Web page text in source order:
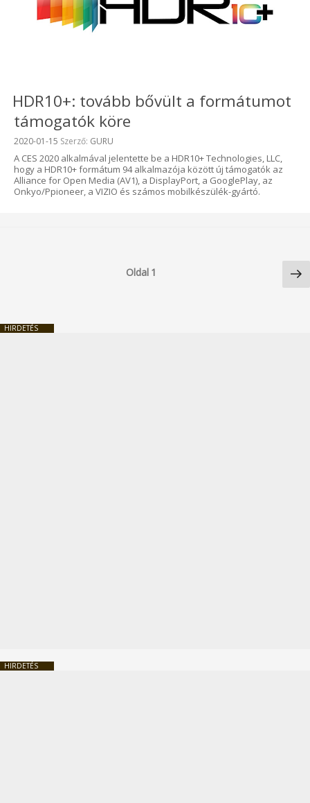
HDR10+: tovább bővült a formátumot
támogatók köre
Beküldve:
2020-01-15 Szerző: GURU
A CES 2020 alkalmával jelentette be a HDR10+ Technologies, LLC,
hogy a HDR10+ formátum 94 alkalmazója között új támogatók az
Alliance for Open Media (AV1), a DisplayPort, a GooglePlay, az
Onkyo/Ppioneer, a VIZIO és számos mobilkészülék-gyártó.
Oldal 1
HIRDETÉS
HIRDETÉS